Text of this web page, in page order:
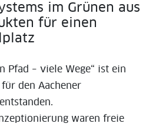
im Grünen aus
für einen
Pfad – viele Wege“ ist ein
den Aachener
waren freie